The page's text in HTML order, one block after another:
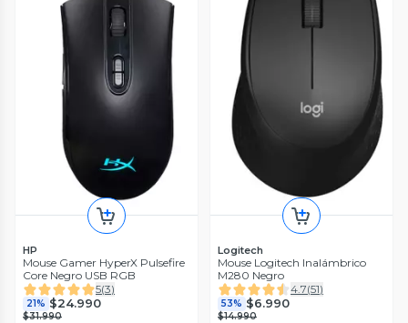
HP
Mouse Gamer HyperX Pulsefire
Core Negro USB RGB
5(3)
21% $24.990
$31.990
Logitech
Mouse Logitech Inalámbrico
M280 Negro
4.7(51)
53% $6.990
$14.990